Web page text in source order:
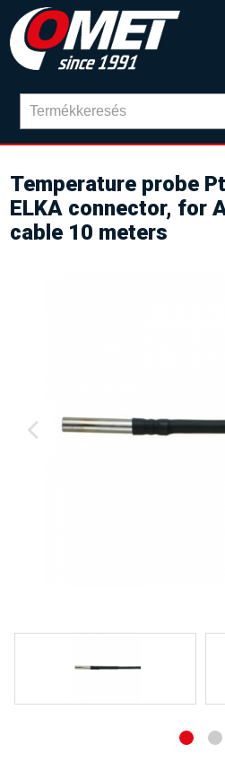
Temperature probe
ELKA connector, for
cable 10 meters